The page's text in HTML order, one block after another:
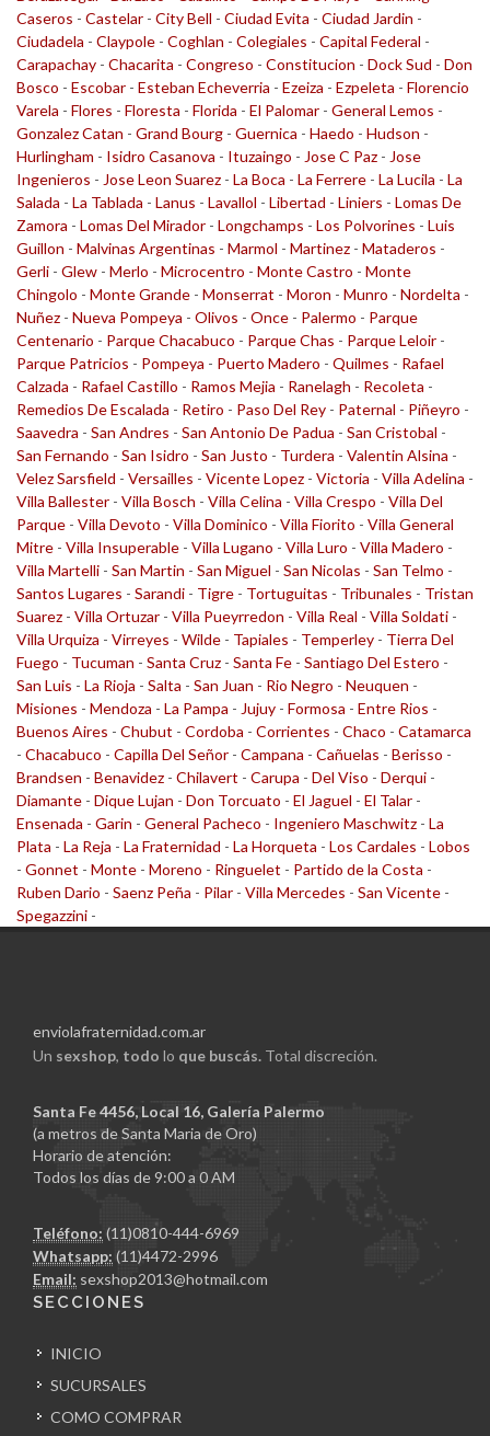
Caseros - Castelar - City Bell - Ciudad Evita - Ciudad Jardin -
Ciudadela - Claypole - Coghlan - Colegiales - Capital Federal -
Carapachay - Chacarita - Congreso - Constitucion - Dock Sud - Don
Bosco - Escobar - Esteban Echeverria - Ezeiza - Ezpeleta - Florencio
Varela - Flores - Floresta - Florida - El Palomar - General Lemos -
Gonzalez Catan - Grand Bourg - Guernica - Haedo - Hudson -
Hurlingham - Isidro Casanova - Ituzaingo - Jose C Paz - Jose
Ingenieros - Jose Leon Suarez - La Boca - La Ferrere - La Lucila - La
Salada - La Tablada - Lanus - Lavallol - Libertad - Liniers - Lomas De
Zamora - Lomas Del Mirador - Longchamps - Los Polvorines - Luis
Guillon - Malvinas Argentinas - Marmol - Martinez - Mataderos -
Gerli - Glew - Merlo - Microcentro - Monte Castro - Monte
Chingolo - Monte Grande - Monserrat - Moron - Munro - Nordelta -
Nuñez - Nueva Pompeya - Olivos - Once - Palermo - Parque
Centenario - Parque Chacabuco - Parque Chas - Parque Leloir -
Parque Patricios - Pompeya - Puerto Madero - Quilmes - Rafael
Calzada - Rafael Castillo - Ramos Mejia - Ranelagh - Recoleta -
Remedios De Escalada - Retiro - Paso Del Rey - Paternal - Piñeyro -
Saavedra - San Andres - San Antonio De Padua - San Cristobal -
San Fernando - San Isidro - San Justo - Turdera - Valentin Alsina -
Velez Sarsfield - Versailles - Vicente Lopez - Victoria - Villa Adelina -
Villa Ballester - Villa Bosch - Villa Celina - Villa Crespo - Villa Del
Parque - Villa Devoto - Villa Dominico - Villa Fiorito - Villa General
Mitre - Villa Insuperable - Villa Lugano - Villa Luro - Villa Madero -
Villa Martelli - San Martin - San Miguel - San Nicolas - San Telmo -
Santos Lugares - Sarandi - Tigre - Tortuguitas - Tribunales - Tristan
Suarez - Villa Ortuzar - Villa Pueyrredon - Villa Real - Villa Soldati -
Villa Urquiza - Virreyes - Wilde - Tapiales - Temperley - Tierra Del
Fuego - Tucuman - Santa Cruz - Santa Fe - Santiago Del Estero -
San Luis - La Rioja - Salta - San Juan - Rio Negro - Neuquen -
Misiones - Mendoza - La Pampa - Jujuy - Formosa - Entre Rios -
Buenos Aires - Chubut - Cordoba - Corrientes - Chaco - Catamarca
- Chacabuco - Capilla Del Señor - Campana - Cañuelas - Berisso -
Brandsen - Benavidez - Chilavert - Carupa - Del Viso - Derqui -
Diamante - Dique Lujan - Don Torcuato - El Jaguel - El Talar -
Ensenada - Garin - General Pacheco - Ingeniero Maschwitz - La
Plata - La Reja - La Fraternidad - La Horqueta - Los Cardales - Lobos
- Gonnet - Monte - Moreno - Ringuelet - Partido de la Costa -
Ruben Dario - Saenz Peña - Pilar - Villa Mercedes - San Vicente -
Spegazzini -
enviolafraternidad.com.ar
Un sexshop, todo lo que buscás. Total discreción.
Santa Fe 4456, Local 16, Galería Palermo
(a metros de Santa Maria de Oro)
Horario de atención:
Todos los días de 9:00 a 0 AM
Teléfono: (11)0810-444-6969
Whatsapp: (11)4472-2996
Email: sexshop2013@hotmail.com
SECCIONES
INICIO
SUCURSALES
COMO COMPRAR